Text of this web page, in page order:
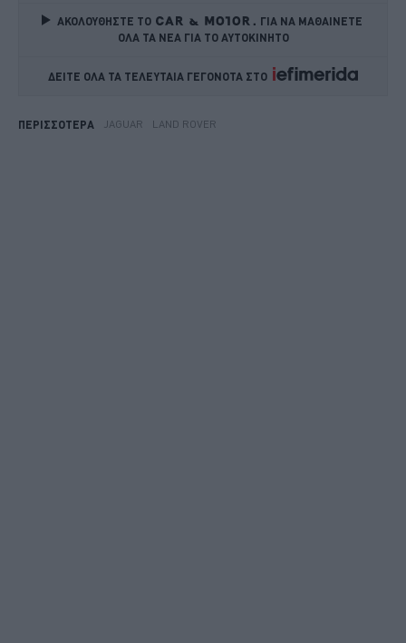
ΑΚΟΛΟΥΘΗΣΤΕ ΤΟ
ΓΙΑ ΝΑ ΜΑΘΑΙΝΕΤΕ
ΟΛΑ ΤΑ ΝΕΑ ΓΙΑ ΤΟ ΑΥΤΟΚΙΝΗΤΟ
ΔΕΙΤΕ ΟΛΑ ΤΑ ΤΕΛΕΥΤΑΙΑ ΓΕΓΟΝΟΤΑ ΣΤΟ
ΠΕΡΙΣΣΟΤΕΡΑ JAGUAR LAND ROVER